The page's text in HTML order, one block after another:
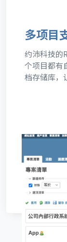
多项目
约沛科技的
个项目都有
档存储库，